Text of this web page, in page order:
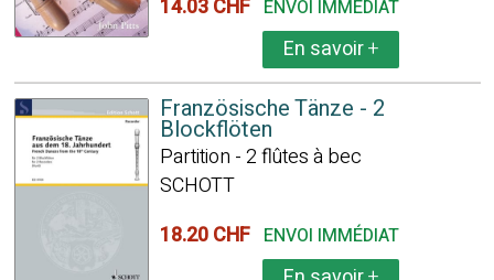
14.03 CHF ENVOI IMMÉDIAT
En savoir+
Französische Tänze - 2
Blockflöten
Partition - 2 flûtes à bec
SCHOTT
18.20 CHF ENVOI IMMÉDIAT